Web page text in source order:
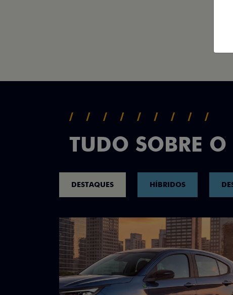
TUDO SOBRE
DESTAQUES HÍBRIDOS